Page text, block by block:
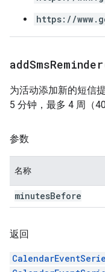
https://
为活动添加新的短信
5 分钟，最多 4 周（
参数
名称
minutesBefore
返回